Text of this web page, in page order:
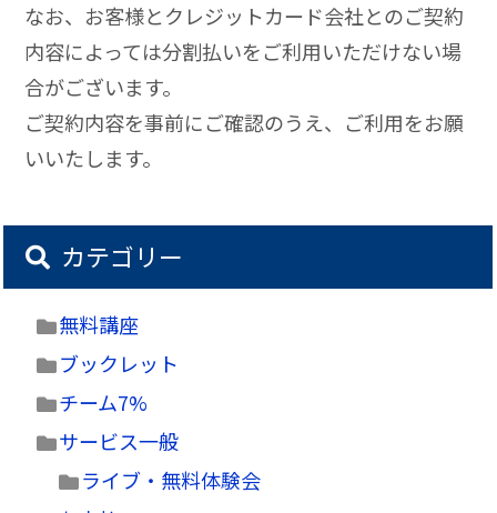
なお、お客様とクレジットカード会社とのご契約
内容によっては分割払いをご利用いただけない場
合がございます。
ご契約内容を事前にご確認のうえ、ご利用をお願
いいたします。
カテゴリー
無料講座
ブックレット
チーム7%
サービス一般
ライブ・無料体験会